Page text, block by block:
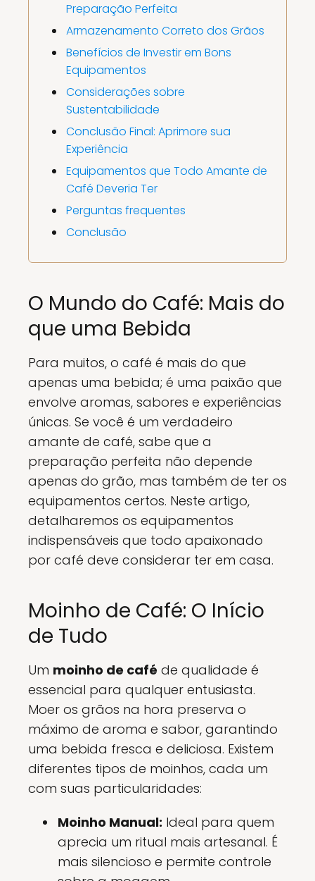
Preparação Perfeita
Armazenamento Correto dos Grãos
Benefícios de Investir em Bons
Equipamentos
Considerações sobre
Sustentabilidade
Conclusão Final: Aprimore sua
Experiência
Equipamentos que Todo Amante de
Café Deveria Ter
Perguntas frequentes
Conclusão
O Mundo do Café: Mais do
que uma Bebida
Para muitos, o café é mais do que
apenas uma bebida; é uma paixão que
envolve aromas, sabores e experiências
únicas. Se você é um verdadeiro
amante de café, sabe que a
preparação perfeita não depende
apenas do grão, mas também de ter os
equipamentos certos. Neste artigo,
detalharemos os equipamentos
indispensáveis que todo apaixonado
por café deve considerar ter em casa.
Moinho de Café: O Início
de Tudo
Um moinho de café de qualidade é
essencial para qualquer entusiasta.
Moer os grãos na hora preserva o
máximo de aroma e sabor, garantindo
uma bebida fresca e deliciosa. Existem
diferentes tipos de moinhos, cada um
com suas particularidades:
Moinho Manual: Ideal para quem
aprecia um ritual mais artesanal. É
mais silencioso e permite controle